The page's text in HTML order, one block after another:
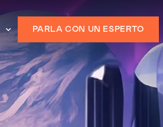
PARLA CON UN ESPERTO